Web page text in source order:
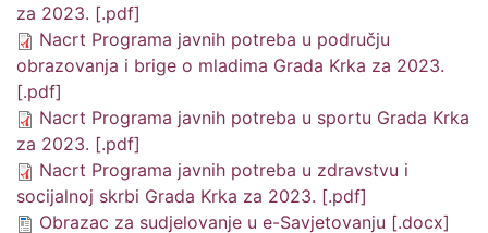
za 2023. [.pdf]
Nacrt Programa javnih potreba u području
obrazovanja i brige o mladima Grada Krka za 2023.
[.pdf]
Nacrt Programa javnih potreba u sportu Grada Krka
za 2023. [.pdf]
Nacrt Programa javnih potreba u zdravstvu i
socijalnoj skrbi Grada Krka za 2023. [.pdf]
Obrazac za sudjelovanje u e-Savjetovanju [.docx]